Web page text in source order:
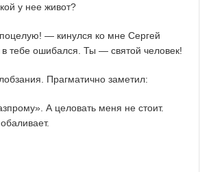
у нее живот?
— кинулся ко мне Сергей
тебе ошибался. Ты — святой человек!
Прагматично заметил:
А целовать меня не стоит.